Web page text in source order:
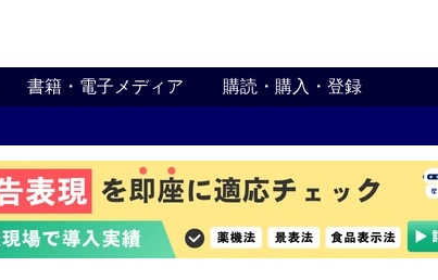
書籍・電子メディア 購読・購入・登録